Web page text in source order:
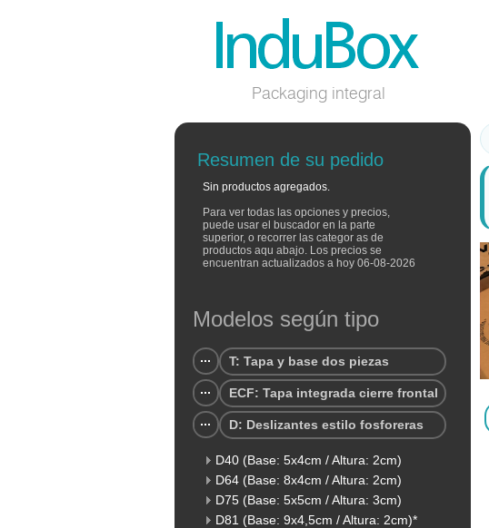
Packaging integral
Resumen de su pedido
Sin productos agregados.
Para ver todas las opciones y precios,
puede usar el buscador en la parte
superior, o recorrer las categor as de
productos aqu abajo. Los precios se
encuentran actualizados a hoy 06-08-2026
Modelos según tipo
T: Tapa y base dos piezas
ECF: Tapa integrada cierre frontal
D: Deslizantes estilo fosforeras
D40 (Base: 5x4cm / Altura: 2cm)
D64 (Base: 8x4cm / Altura: 2cm)
D75 (Base: 5x5cm / Altura: 3cm)
D81 (Base: 9x4,5cm / Altura: 2cm)*